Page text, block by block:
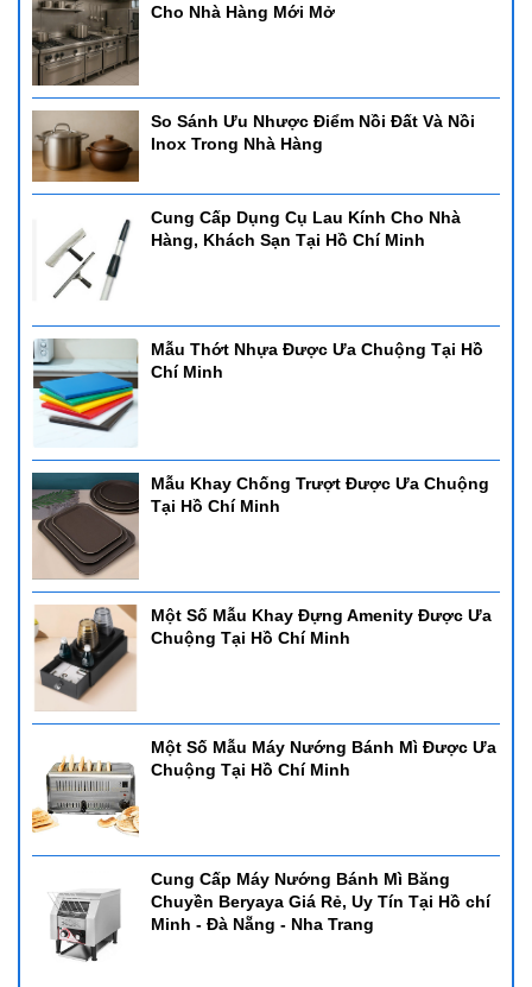
2. Nồi hâm buffet CN PC 126053L-2
- Nồi hâm buffet CN PC 126053L-2
- Kích thước: 635*425*440mm
- Dung tích: 9L Sử dụng: Cồn - có thể sử dụng bảng điện
- Chất liệu: inox cao cấp
Đây là mẫu nồi giá rẻ chuyên dùng để hâm và giữ ấm thức ăn
trong các nhà hàng hay quán ăn nhỏ, với khung nồi bằng inox và
nắp đậy nhựa PC tháo rời. Nhựa PC được biết đến là một loại
nhựa cao cấp, có màu trong suốt với tay cầm hình chữ U. Loại
nhựa này có khả năng chống va đập, chịu nhiệt tốt và độ bền cực
cao. Ngoài ra, nhựa PC còn cực kỳ an toàn khi tiếp xúc với thực
phẩm.
- Nồi hâm buffet CN nắp PC
- Có thể sử dụng 1, 2, 3 ngăn đồ ăn tùy chọn
- Kích thước: 600*370*330mm
- Dung tích: 9L
- Sử dụng: Cồn - có thể sử dụng bảng điện
- Chất liệu: inox cao cấp
Cho Nhà Hàng Mới Mở
So Sánh Ưu Nhược Điểm Nồi Đất Và Nồi
Inox Trong Nhà Hàng
Cung Cấp Dụng Cụ Lau Kính Cho Nhà
Hàng, Khách Sạn Tại Hồ Chí Minh
Mẫu Thớt Nhựa Được Ưa Chuộng Tại Hồ
Chí Minh
Mẫu Khay Chống Trượt Được Ưa Chuộng
Tại Hồ Chí Minh
Một Số Mẫu Khay Đựng Amenity Được Ưa
Chuộng Tại Hồ Chí Minh
Một Số Mẫu Máy Nướng Bánh Mì Được Ưa
Chuộng Tại Hồ Chí Minh
Cung Cấp Máy Nướng Bánh Mì Băng
Chuyền Beryaya Giá Rẻ, Uy Tín Tại Hồ chí
Minh - Đà Nẵng - Nha Trang